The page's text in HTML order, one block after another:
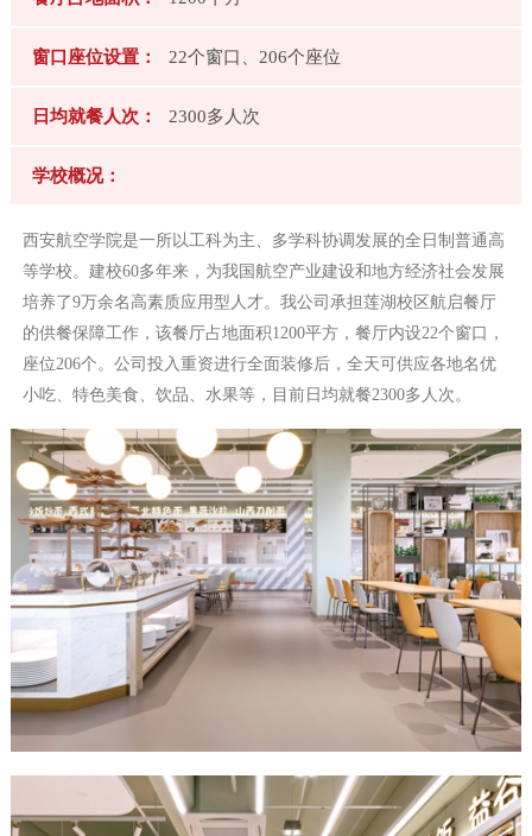
障
合
作
客
户
智
启
窗口座位设置： 22个窗口、206个座位
日均就餐人次： 2300多人次
学校概况：
西安航空学院是一所以工科为主、多学科协调发展的全日制普通高
等学校。建校60多年来，为我国航空产业建设和地方经济社会发展
培养了9万余名高素质应用型人才。我公司承担莲湖校区航启餐厅
的供餐保障工作，该餐厅占地面积1200平方，餐厅内设22个窗口，
座位206个。公司投入重资进行全面装修后，全天可供应各地名优
小吃、特色美食、饮品、水果等，目前日均就餐2300多人次。